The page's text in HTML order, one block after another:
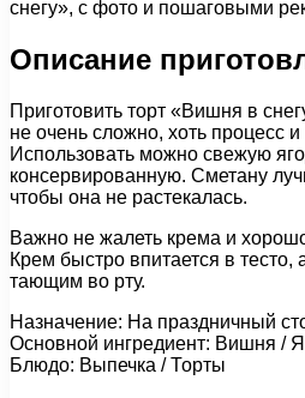
снегу», с фото и пошаговыми
Описание
Приготовить торт «Вишня в
не очень сложно, хоть процесс
Использовать можно свежую
консервированную. Сметану
чтобы она не растекалась.
Важно не жалеть крема и
Крем быстро впитается в тесто,
тающим во рту.
Назначение: На праздничный
Основной ингредиент: Вишня /
Блюдо: Выпечка / Торты